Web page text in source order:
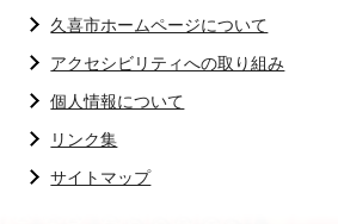
久喜市ホームページについて
アクセシビリティへの取り組み
個人情報について
リンク集
サイトマップ